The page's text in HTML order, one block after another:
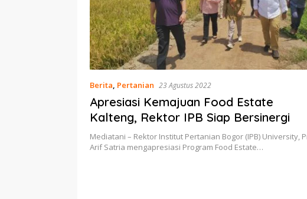
Berita, Pertanian 23 Agustus 2022
Apresiasi Kemajuan Food Estate
Kalteng, Rektor IPB Siap Bersinergi
Mediatani – Rektor Institut Pertanian Bogor (IPB) University,
Arif Satria mengapresiasi Program Food Estate…